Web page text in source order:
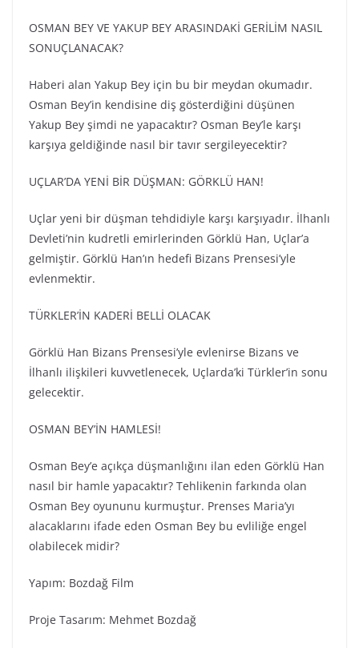
OSMAN BEY VE YAKUP BEY ARASINDAKİ GERİLİM NASIL
SONUÇLANACAK?
Haberi alan Yakup Bey için bu bir meydan okumadır.
Osman Bey’in kendisine diş gösterdiğini düşünen
Yakup Bey şimdi ne yapacaktır? Osman Bey’le karşı
karşıya geldiğinde nasıl bir tavır sergileyecektir?
UÇLAR’DA YENİ BİR DÜŞMAN: GÖRKLÜ HAN!
Uçlar yeni bir düşman tehdidiyle karşı karşıyadır. İlhanlı
Devleti’nin kudretli emirlerinden Görklü Han, Uçlar’a
gelmiştir. Görklü Han’ın hedefi Bizans Prensesi’yle
evlenmektir.
TÜRKLER’İN KADERİ BELLİ OLACAK
Görklü Han Bizans Prensesi’yle evlenirse Bizans ve
İlhanlı ilişkileri kuvvetlenecek, Uçlarda’ki Türkler’in sonu
gelecektir.
OSMAN BEY’İN HAMLESİ!
Osman Bey’e açıkça düşmanlığını ilan eden Görklü Han
nasıl bir hamle yapacaktır? Tehlikenin farkında olan
Osman Bey oyununu kurmuştur. Prenses Maria’yı
alacaklarını ifade eden Osman Bey bu evliliğe engel
olabilecek midir?
Yapım: Bozdağ Fi̇lm
Proje Tasarım: Mehmet Bozdağ